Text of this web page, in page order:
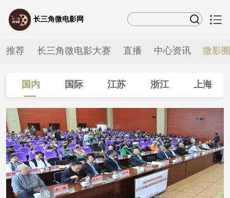
长三角微电影网
推荐 长三角微电影大赛 直播 中心资讯 微影
国内 国际 江苏 浙江 上海
安徽